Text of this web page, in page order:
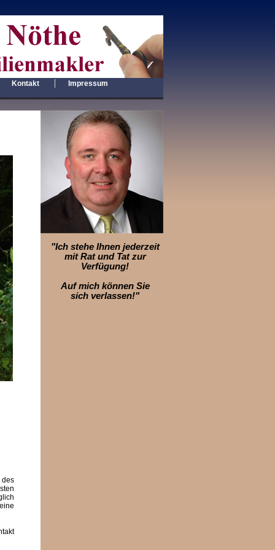
Kontakt | Impressum
"Ich stehe Ihnen jederzeit
mit Rat und Tat zur
Verfügung!
Auf mich können Sie
sich verlassen!"